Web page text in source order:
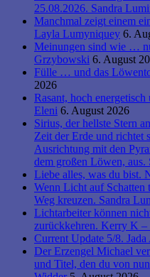
25.08.2026. Sandra
Manchmal zeigt einem
Layla Lumyniquey 6.
Meinungen sind wie …
Grzybowski 6. August
Fülle … und das
2026
Rasant, hoch
Eleni 6. August 2026
Sirius, der hellste Stern
Zeit der Erde und richtet
Ausrichtung mit den
dem großen Löwen, aus.
Liebe alles, was du bist.
Wenn Licht auf Schatten
Weg kreuzen. Sandra
Lichtarbeiter können
zurückkehren. Kerry K –
Current Update 5/8.
Der Erzengel Michael
und Titel, den du von